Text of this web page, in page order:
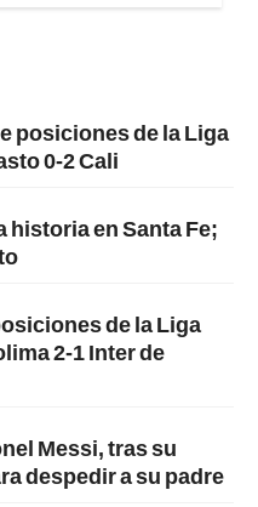
posiciones de la Liga
0-2 Cali
historia en Santa Fe;
de la Liga
2-1 Inter de
Messi, tras su
despedir a su padre